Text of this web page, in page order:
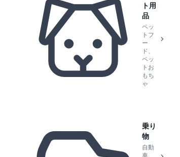
ト用
品
ペッ
トフ
ー
ド、
ペッ
トお
もち
ゃ
乗り
物
自動
車、